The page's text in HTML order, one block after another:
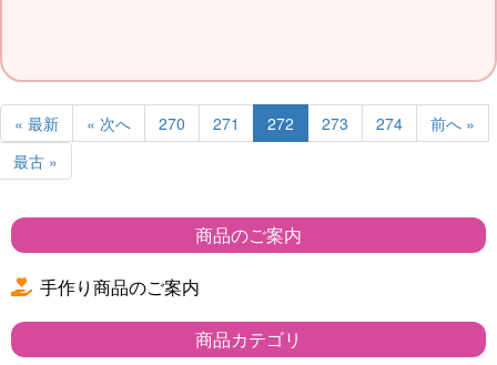
« 最新 « 次へ 270 271 272 273 274
前へ »
最古 »
商品のご案内
手作り商品のご案内
商品カテゴリ